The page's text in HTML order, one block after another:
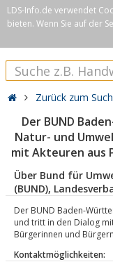
LDS-Info.de verwendet
bieten. Wenn Sie auf der
Zurück zum
Der BUND
Natur- und
mit Akteuren aus
Über Bund für
(BUND),
Der BUND Baden-
und tritt in den Dialog
Bürgerinnen und
Kontaktmöglichkeiten: